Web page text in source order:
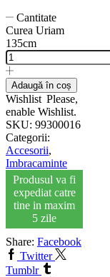
Cantitate
Curea Uriam
135cm
Adaugă în coș
Wishlist Please,
enable Wishlist.
SKU: 99300016
Categorii:
Accesorii,
Imbracaminte
Produsul va fi
expediat catre
tine in maxim
5 zile
Share: Facebook
Twitter
Tumblr